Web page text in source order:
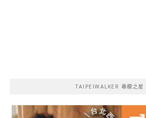
TAIPEIWALKER 專欄之星